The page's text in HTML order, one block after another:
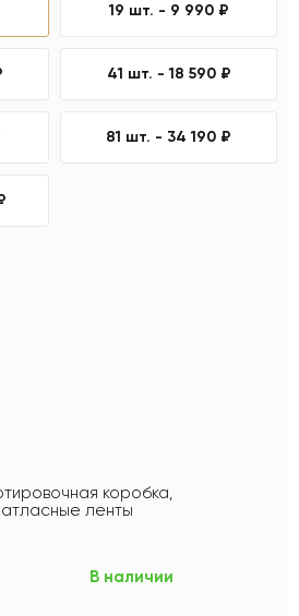
19 шт. - 9 990 ₽
41 шт. -18 590 ₽
81 шт. - 34 190 ₽
коробка,
ленты
В наличии